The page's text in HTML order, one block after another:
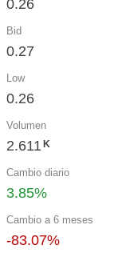
0.26
Bid
0.27
Low
0.26
Volumen
2.611 K
Cambio diario
3.85%
Cambio a 6 meses
-83.07%